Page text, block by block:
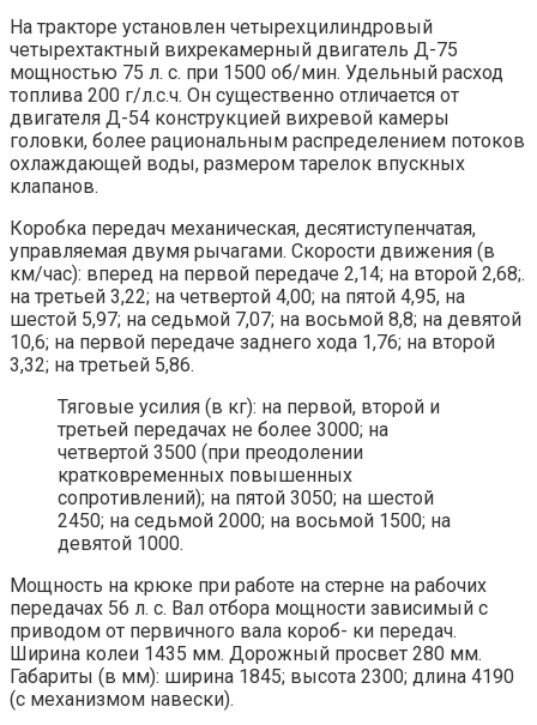
На тракторе установлен четырехцилиндровый
четырехтактный вихрекамерный двигатель Д-75
мощностью 75 л. с. при 1500 об/мин. Удельный расход
топлива 200 г/л.с.ч. Он существенно отличается от
двигателя Д-54 конструкцией вихревой камеры
головки, более рациональным распределением потоков
охлаждающей воды, размером тарелок впускных
клапанов.
Коробка передач механическая, десятиступенчатая,
управляемая двумя рычагами. Скорости движения (в
км/час): вперед на первой передаче 2,14; на второй 2,68;.
на третьей 3,22; на четвертой 4,00; на пятой 4,95, на
шестой 5,97; на седьмой 7,07; на восьмой 8,8; на девятой
10,6; на первой передаче заднего хода 1,76; на второй
3,32; на третьей 5,86.
Тяговые усилия (в кг): на первой, второй и
третьей передачах не более 3000; на
четвертой 3500 (при преодолении
кратковременных повышенных
сопротивлений); на пятой 3050; на шестой
2450; на седьмой 2000; на восьмой 1500; на
девятой 1000.
Мощность на крюке при работе на стерне на рабочих
передачах 56 л. с. Вал отбора мощности зависимый с
приводом от первичного вала короб- ки передач.
Ширина колеи 1435 мм. Дорожный просвет 280 мм.
Габариты (в мм): ширина 1845; высота 2300; длина 4190
(с механизмом навески).